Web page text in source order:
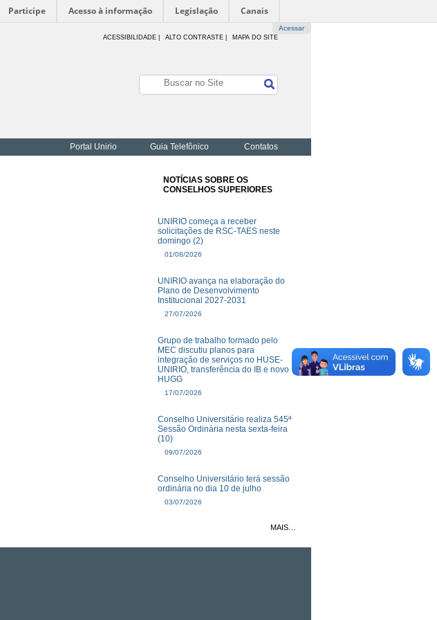
Participe Acesso à informação Legislação Canais
Acessar
ACESSIBILIDADE ALTO CONTRASTE | MAPA DO SITE
Portal Unirio Guia Telefônico Contatos
NOTÍCIAS SOBRE OS
CONSELHOS SUPERIORES
UNIRIO começa a receber
solicitações de RSC-TAES neste
domingo (2)
01/08/2026
UNIRIO avança na elaboração do
Plano de Desenvolvimento
Institucional 2027-2031
27/07/2026
Grupo de trabalho formado pelo
MEC discutiu planos para
integração de serviços no HUSE-
UNIRIO, transferência do IB e novo
HUGG
17/07/2026
Conselho Universitário realiza 545ª
Sessão Ordinária nesta sexta-feira
(10)
09/07/2026
Conselho Universitário terá sessão
ordinária no dia 10 de julho
03/07/2026
MAIS…